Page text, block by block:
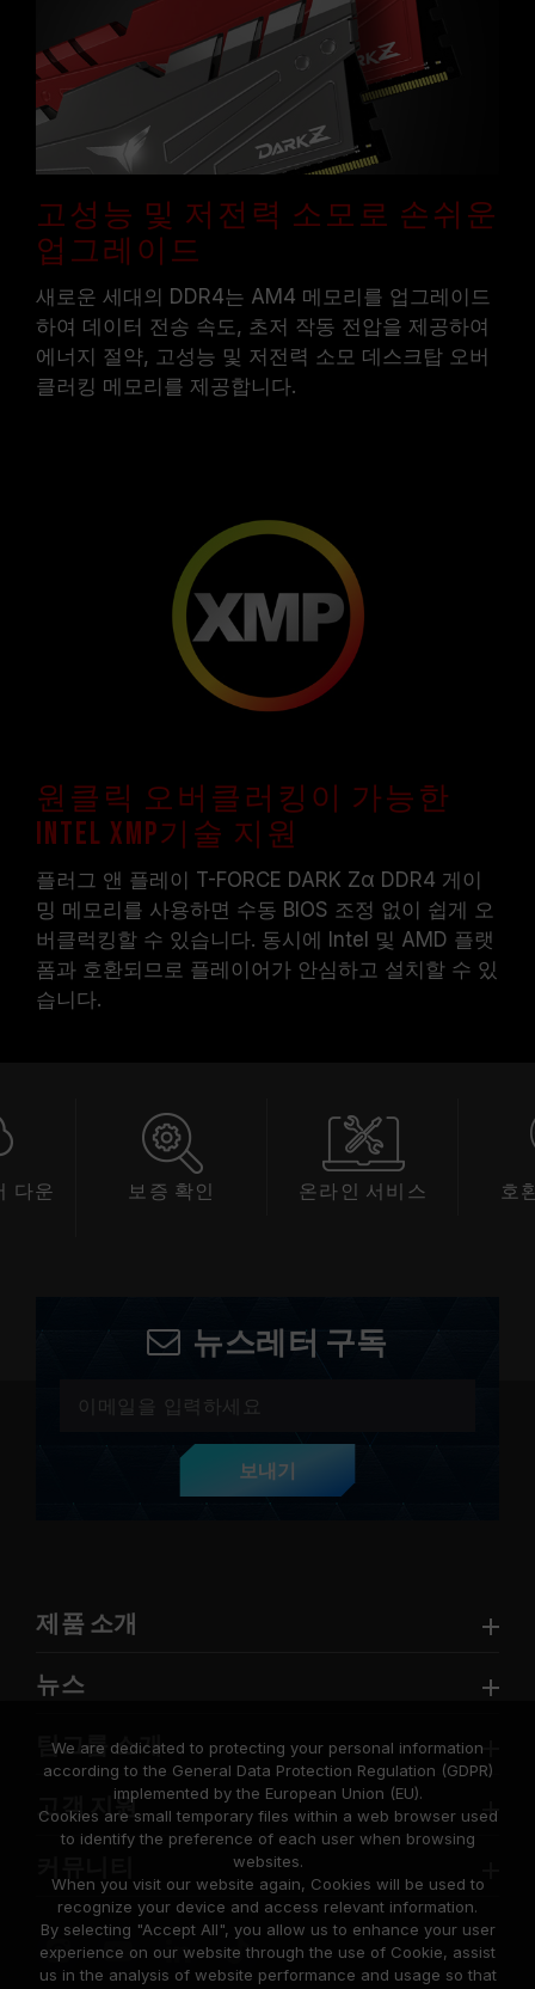
고성능 및 저전력 소모로 손쉬운
업그레이드
새로운 세대의 DDR4는 AM4 메모리를 업그레이드
하여 데이터 전송 속도, 초저 작동 전압을 제공하여
에너지 절약, 고성능 및 저전력 소모 데스크탑 오버
클러킹 메모리를 제공합니다.
원클릭 오버클러킹이 가능한
Intel XMP기술 지원
플러그 앤 플레이 T-FORCE DARK Zα DDR4 게이
밍 메모리를 사용하면 수동 BIOS 조정 없이 쉽게 오
버클럭킹할 수 있습니다. 동시에 Intel 및 AMD 플랫
폼과 호환되므로 플레이어가 안심하고 설치할 수 있
습니다.
다운
보증 확인 온라인 서비스 호
뉴스레터 구독
보내기
제품 소개
뉴스
팀그룹 소개
고객 지원
We are dedicated to protecting your personal information
according to the General Data Protection Regulation (GDPR)
implemented by the European Union (EU).
Cookies are small temporary files within a web browser used
to identify the preference of each user when browsing
websites.
When you visit our website again, Cookies will be used to
recognize your device and access relevant information.
By selecting "Accept All", you allow us to enhance your user
experience on our website through the use of Cookie, assist
us in the analysis of website performance and usage so that